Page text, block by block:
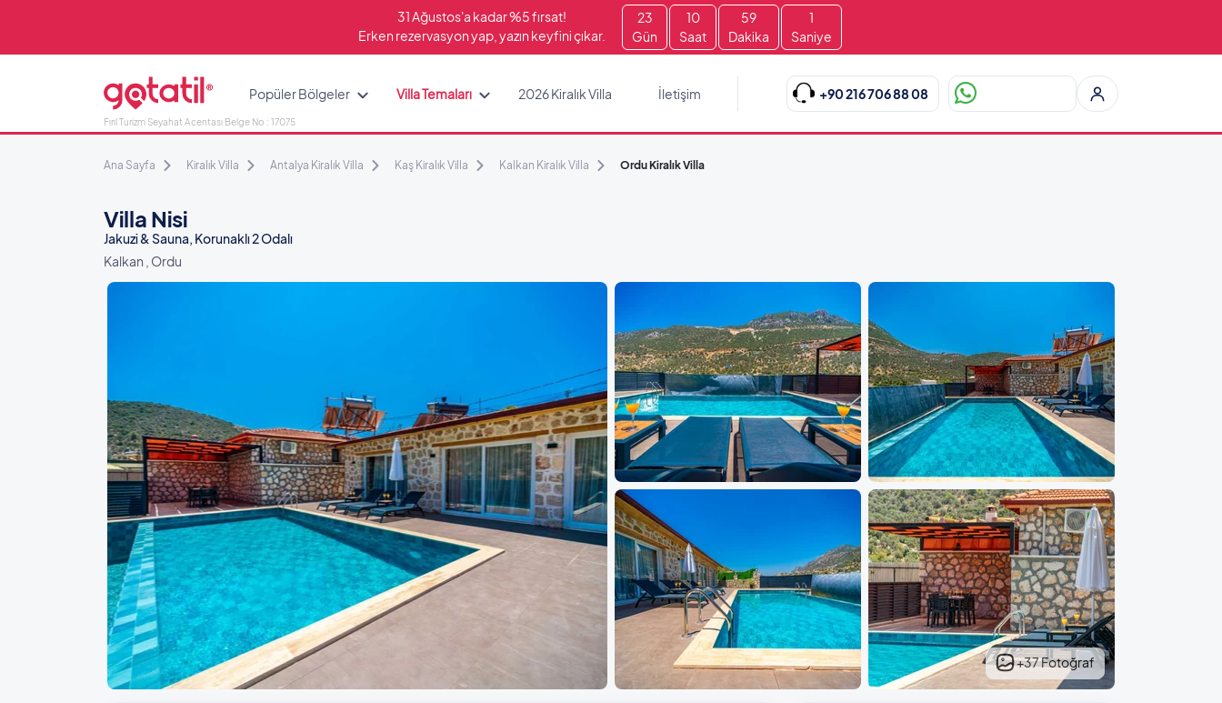
31 Ağustos'a kadar %5 fırsat!
Erken rezervasyon yap, yazın keyfini çıkar.
23
Gün
10
Saat
58
Dakika
59
Saniye
Fırıl Turizm Seyahat Acentası Belge No : 17075
Popüler Bölgeler Villa Temaları 2026 Kiralık Villa İletişim +90 216 706 88 08
Ana Sayfa Kiralık Villa Antalya Kiralık Villa Kaş Kiralık Villa Kalkan Kiralık Villa Ordu Kiralık Villa
Villa Nisi
Jakuzi & Sauna, Korunaklı 2 Odalı
Kalkan , Ordu
+37 Fotoğraf